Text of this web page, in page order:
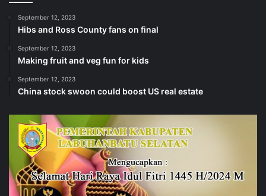
September 12, 2023
Hibs and Ross County fans on final
September 12, 2023
Making fruit and veg fun for kids
September 12, 2023
China stock swoon could boost US real estate